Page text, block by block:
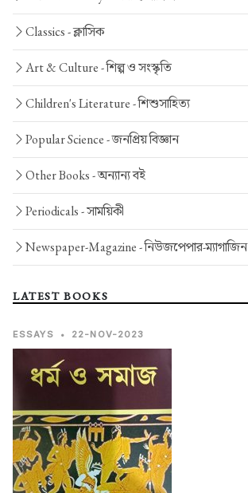
Classics -ক্লাসিক
Art & Culture -শিল্প ও সংস্কৃতি
Children's Literature -শিশুসাহিত্য
Popular Science -জনপ্রিয় বিজ্ঞান
Other Books -অন্যান্য বই
Periodicals -সাময়িকী
Newspaper-Magazine -নিউজপেপার-ম্যাগাজিন
LATEST BOOKS
ESSAYS • 22-NOV-2023